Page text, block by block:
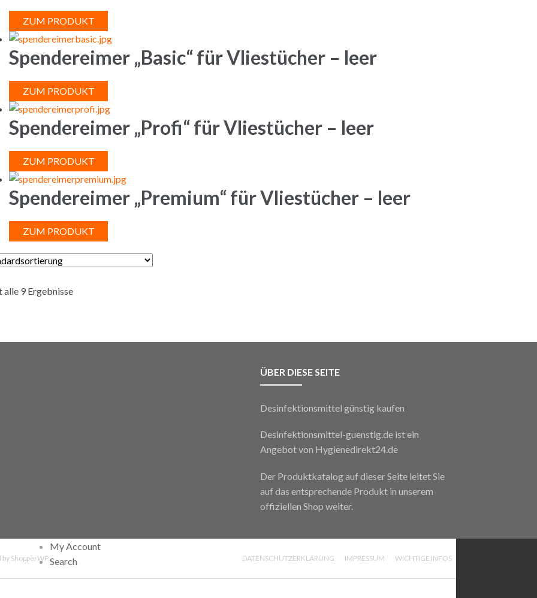
ZUM PRODUKT
Spendereimer „Basic“ für Vliestücher – leer
ZUM PRODUKT
Spendereimer „Profi“ für Vliestücher – leer
ZUM PRODUKT
Spendereimer „Premium“ für Vliestücher – leer
ZUM PRODUKT
alle 9 Ergebnisse
ÜBER DIESE SEITE
Desinfektionsmittel günstig kaufen
Desinfektionsmittel-guenstig.de ist ein
Angebot von Hygienedirekt24.de
Der Produktkatalog auf dieser Seite leitet Sie
auf das entsprechende Produkt in unserem
offiziellen Shop weiter.
by ShopperWP. DATENSCHUTZERKLÄRUNG IMPRESSUM WICHTIGE INFOS
My Account
Search